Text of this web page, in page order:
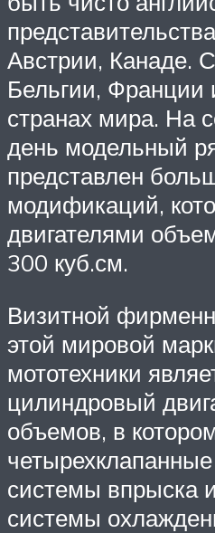
Австрии, Канаде.
Бельгии, Франции
странах мира. На
день модельный
представлен
модификаций,
двигателями
300 куб.см.
Визитной
этой мировой
мототехники
цилиндровый
объемов, в
четырехклапанные
системы впрыска
системы